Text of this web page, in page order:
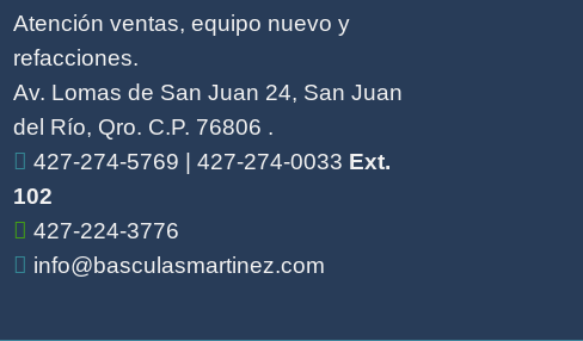
Atención ventas, equipo nuevo y
refacciones.
Av. Lomas de San Juan 24, San Juan
del Río, Qro. C.P. 76806 .
427-274-5769 | 427-274-0033 Ext.
102
427-224-3776
info@basculasmartinez.com